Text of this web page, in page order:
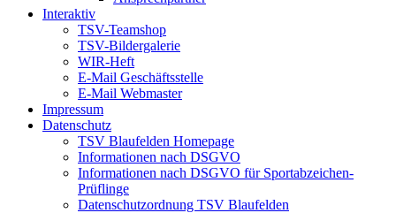
Interaktiv
TSV-Teamshop
TSV-Bildergalerie
WIR-Heft
E-Mail Geschäftsstelle
E-Mail Webmaster
Impressum
Datenschutz
TSV Blaufelden Homepage
Informationen nach DSGVO
Informationen nach DSGVO für Sportabzeichen-
Prüflinge
Datenschutzordnung TSV Blaufelden